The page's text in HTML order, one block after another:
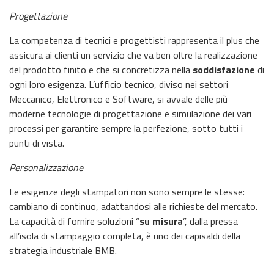
Progettazione
La competenza di tecnici e progettisti rappresenta il plus che
assicura ai clienti un servizio che va ben oltre la realizzazione
del prodotto finito e che si concretizza nella soddisfazione di
ogni loro esigenza. L’ufficio tecnico, diviso nei settori
Meccanico, Elettronico e Software, si avvale delle più
moderne tecnologie di progettazione e simulazione dei vari
processi per garantire sempre la perfezione, sotto tutti i
punti di vista.
Personalizzazione
Le esigenze degli stampatori non sono sempre le stesse:
cambiano di continuo, adattandosi alle richieste del mercato.
La capacità di fornire soluzioni “su misura”, dalla pressa
all’isola di stampaggio completa, è uno dei capisaldi della
strategia industriale BMB.